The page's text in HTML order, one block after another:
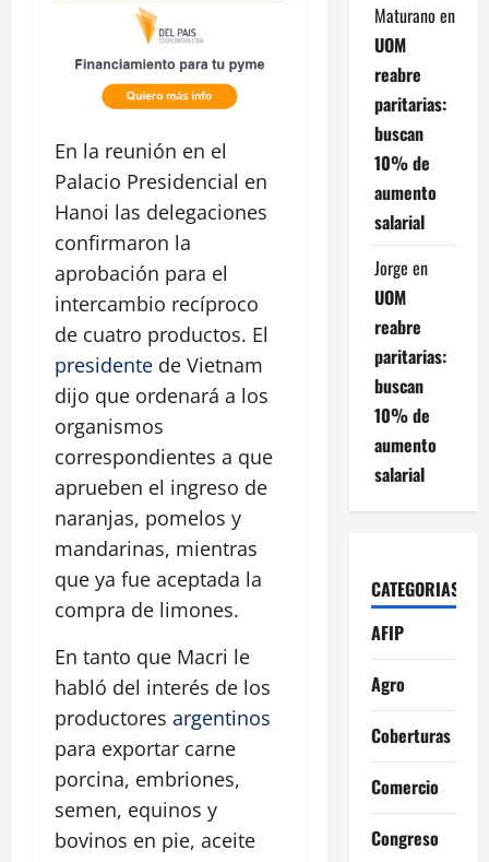
En la reunión en el
Palacio Presidencial en
Hanoi las delegaciones
confirmaron la
aprobación para el
intercambio recíproco
de cuatro productos. El
presidente de Vietnam
dijo que ordenará a los
organismos
correspondientes a que
aprueben el ingreso de
naranjas, pomelos y
mandarinas, mientras
que ya fue aceptada la
compra de limones.
En tanto que Macri le
habló del interés de los
productores argentinos
para exportar carne
porcina, embriones,
semen, equinos y
bovinos en pie, aceite
Maturano en
UOM
reabre
paritarias:
buscan
10% de
aumento
salarial
Jorge en
UOM
reabre
paritarias:
buscan
10% de
aumento
salarial
CATEGORIAS
AFIP
Agro
Coberturas
Comercio
Congreso